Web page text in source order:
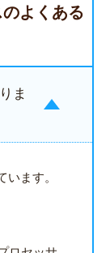
よくある
ま
ます。